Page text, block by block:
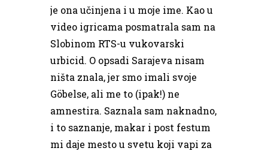
je ona učinjena i u moje ime. Kao u
video igricama posmatrala sam na
Slobinom RTS-u vukovarski
urbicid. O opsadi Sarajeva nisam
ništa znala, jer smo imali svoje
Göbelse, ali me to (ipak!) ne
amnestira. Saznala sam naknadno,
i to saznanje, makar i post festum
mi daje mesto u svetu koji vapi za